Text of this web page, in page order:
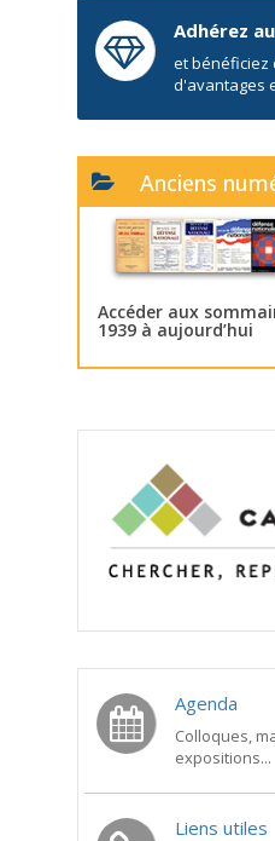
Adhérez au
et bénéficiez
d'avantages
Anciens
Accéder aux
1939 à aujourd’hui
Agenda
Colloques,
expositions...
Liens utiles